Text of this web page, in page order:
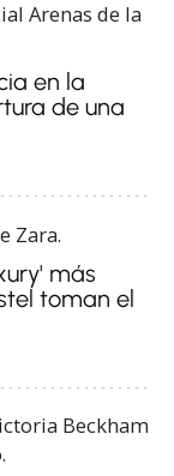
en la
de una
más
toman el